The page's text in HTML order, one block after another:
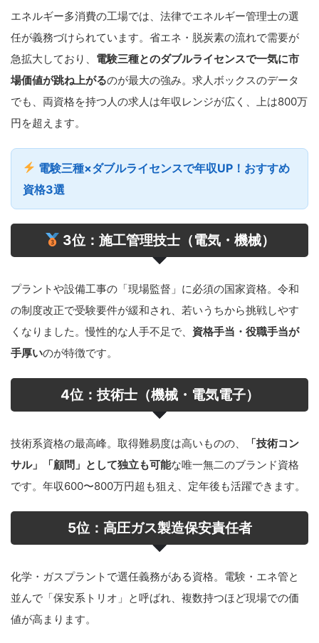
エネルギー多消費の工場では、法律でエネルギー管理士の選
任が義務づけられています。省エネ・脱炭素の流れで需要が
急拡大しており、 電験三種とのダブルライセンスで一気に市
場価値が跳ね上がるのが最大の強み。求人ボックスのデータ
でも、両資格を持つ人の求人は年収レンジが広く、上は800万
円を超えます。
電験三種×ダブルライセンスで年収UP！おすすめ
資格3選
3位：施工管理技士（電気・機械）
プラントや設備工事の「現場監督」に必須の国家資格。令和
の制度改正で受験要件が緩和され、若いうちから挑戦しやす
くなりました。慢性的な人手不足で、 資格手当・役職手当が
手厚いのが特徴です。
4位：技術士（機械・電気電子）
技術系資格の最高峰。取得難易度は高いものの、
「技術コン
サル」「顧問」として独立も可能な唯一無二のブランド資格
です。年収600〜800万円超も狙え、定年後も活躍できます。
5位：高圧ガス製造保安責任者
化学・ガスプラントで選任義務がある資格。電験・エネ管と
並んで「保安系トリオ」と呼ばれ、複数持つほど現場での価
値が高まります。